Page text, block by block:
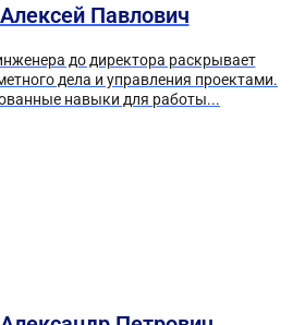
Павлович
до директора раскрывает
дела и управления проектами.
навыки для работы...